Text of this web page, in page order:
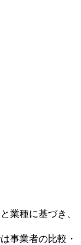
業種に基づき、
事業者の比較・